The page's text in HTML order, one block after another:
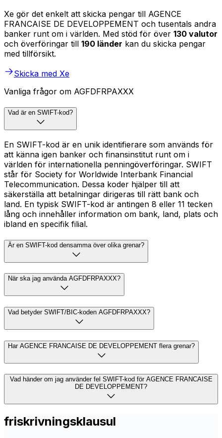
Xe gör det enkelt att skicka pengar till AGENCE
FRANCAISE DE DEVELOPPEMENT och tusentals andra
banker runt om i världen. Med stöd för över 130 valutor
och överföringar till 190 länder kan du skicka pengar
med tillförsikt.
Skicka med Xe
Vanliga frågor om AGFDFRPAXXX
Vad är en SWIFT-kod?
En SWIFT-kod är en unik identifierare som används för
att känna igen banker och finansinstitut runt om i
världen för internationella penningöverföringar. SWIFT
står för Society for Worldwide Interbank Financial
Telecommunication. Dessa koder hjälper till att
säkerställa att betalningar dirigeras till rätt bank och
land. En typisk SWIFT-kod är antingen 8 eller 11 tecken
lång och innehåller information om bank, land, plats och
ibland en specifik filial.
Är en SWIFT-kod densamma över olika grenar?
När ska jag använda AGFDFRPAXXX?
Vad betyder SWIFT/BIC-koden AGFDFRPAXXX?
Har AGENCE FRANCAISE DE DEVELOPPEMENT flera grenar?
Vad händer om jag använder fel SWIFT-kod för AGENCE FRANCAISE
DE DEVELOPPEMENT?
friskrivningsklausul